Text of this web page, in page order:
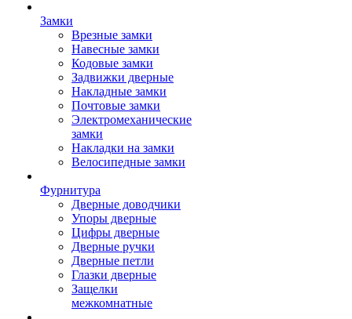
Замки
Врезные замки
Навесные замки
Кодовые замки
Задвижки дверные
Накладные замки
Почтовые замки
Электромеханические
замки
Накладки на замки
Велосипедные замки
Фурнитура
Дверные доводчики
Упоры дверные
Цифры дверные
Дверные ручки
Дверные петли
Глазки дверные
Защелки
межкомнатные